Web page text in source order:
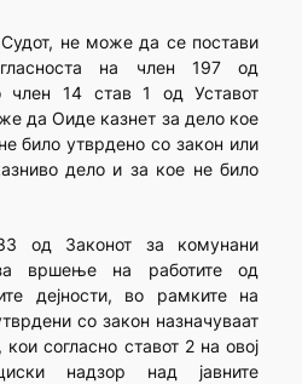
не може да се постави
на член 197 од
член 14 став 1 од Уставот
да Оиде казнет за дело кое
било утврдено со закон или
дело и за кое не било
од Законот за комунани
за вршење на работите од
дејности, во рамките на
со закон назначуваат
согласно ставот 2 на овој
надзор над јавните